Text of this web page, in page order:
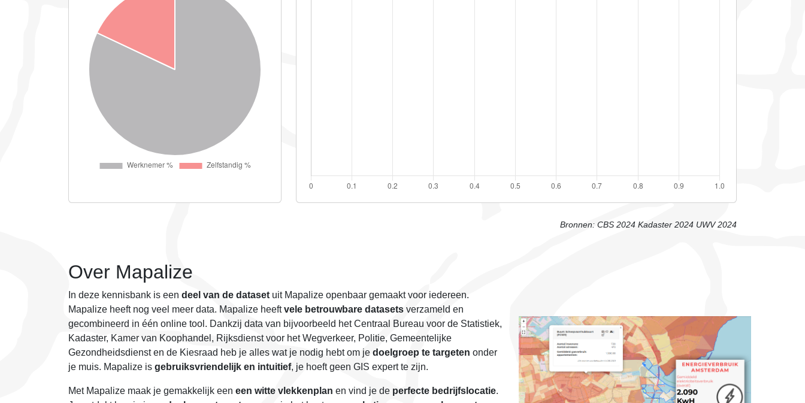
Bronnen: CBS 2024 Kadaster 2024 UWV 2024
Over Mapalize
In deze kennisbank is een deel van de dataset uit Mapalize openbaar gemaakt voor iedereen.
Mapalize heeft nog veel meer data. Mapalize heeftvele betrouwbare datasets verzameld en
gecombineerd in één online tool. Dankzij data van bijvoorbeeld het Centraal Bureau voor de Statistiek,
Kadaster, Kamer van Koophandel, Rijksdienst voor het Wegverkeer, Politie, Gemeentelijke
Gezondheidsdienst en de Kiesraad heb je alles wat je nodig hebt om je doelgroep te targeten onder
je muis. Mapalize is gebruiksvriendelijk en intuitief, je hoeft geen GIS expert te zijn.
Met Mapalize maak je gemakkelijk een een witte vlekkenplan en vind je de perfecte bedrijfslocatie.